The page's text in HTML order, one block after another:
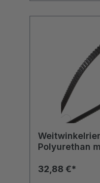
Polyurethan
32,88 €*